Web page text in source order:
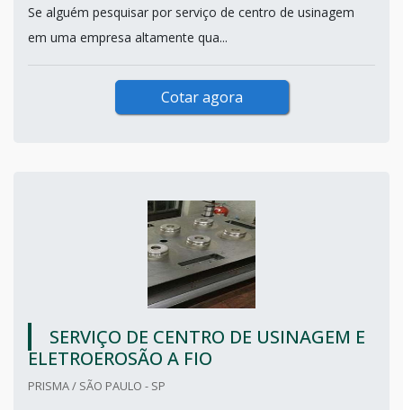
Se alguém pesquisar por serviço de centro de usinagem
em uma empresa altamente qua...
Cotar agora
SERVIÇO DE CENTRO DE USINAGEM E
ELETROEROSÃO A FIO
PRISMA / SÃO PAULO - SP